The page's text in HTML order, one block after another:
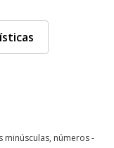
minúsculas, números -